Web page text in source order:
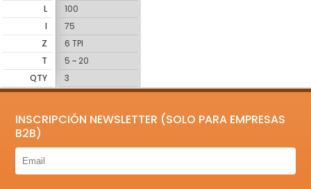
L
I
Z
T
QTY
100
75
6 TPI
5 ~ 20
3
INSCRIPCIÓN NEWSLETTER (SOLO PARA EMPRESAS
B2B)